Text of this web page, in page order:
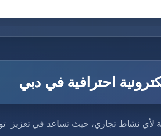
احترافية في دبي
لأي نشاط تجاري، حيث تساعد في تعزيز